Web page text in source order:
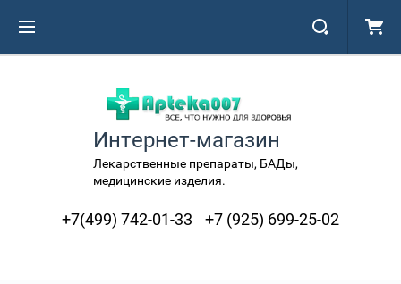
Интернет-магазин
Лекарственные препараты, БАДы,
медицинские изделия.
+7(499) 742-01-33 +7 (925) 699-25-02